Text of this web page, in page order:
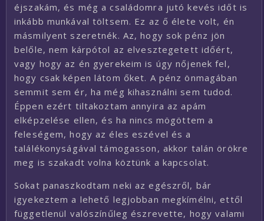
éjszakám, és még a családomra jutó kevés időt is
inkább munkával töltsem. Ez az ő élete volt, én
másmilyent szeretnék. Az, hogy sok pénz jön
belőle, nem kárpótol az elvesztegetett időért,
vagy hogy az én gyerekeim is úgy nőjenek fel,
hogy csak képen látom őket. A pénz önmagában
semmit sem ér, ha még kihasználni sem tudod.
Éppen ezért tiltakoztam annyira az apám
elképzelése ellen, és ha nincs mögöttem a
feleségem, hogy az éles eszével és a
találékonyságával támogasson, akkor talán örökre
meg is szakadt volna köztünk a kapcsolat.
Sokat panaszkodtam neki az egészről, bár
igyekeztem a lehető legjobban megkímélni, ettől
függetlenül valószínűleg észrevette, hogy valami